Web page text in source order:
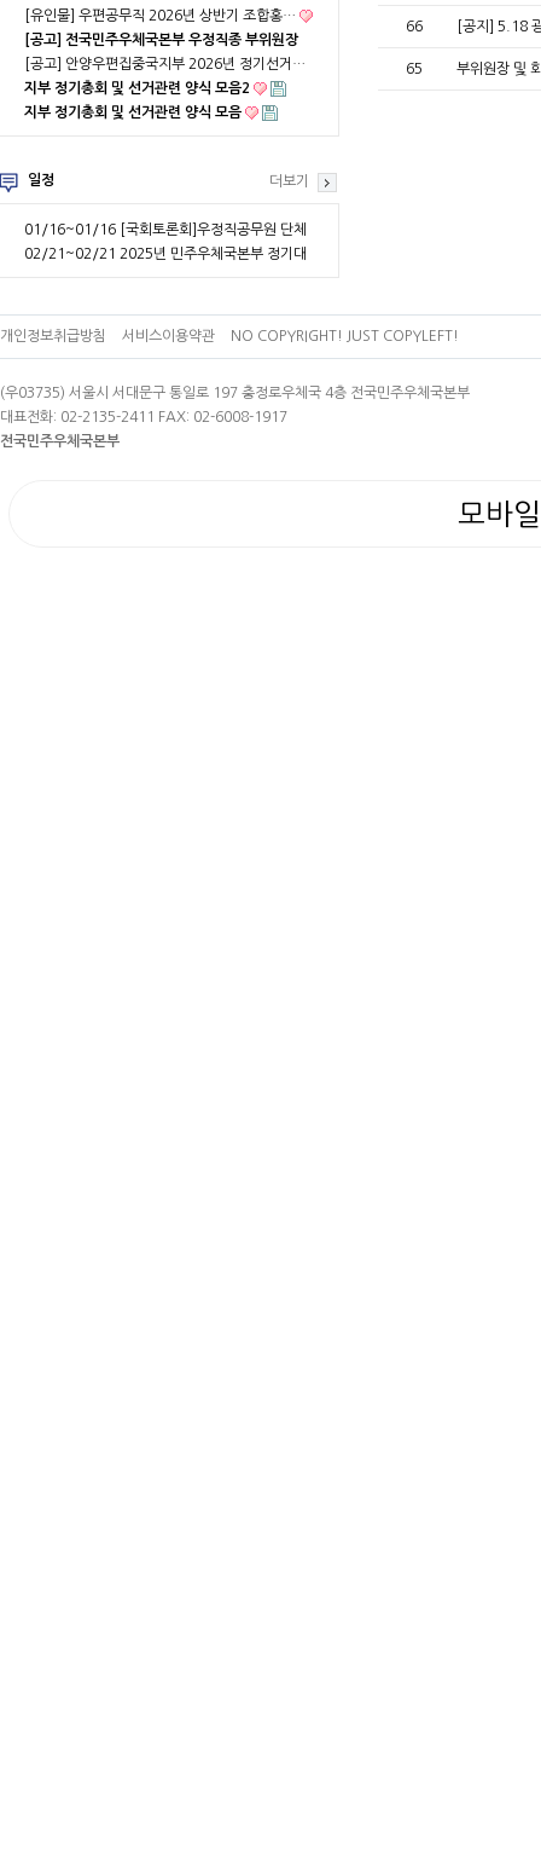
[유인물] 우편공무직 2026년 상반기 조합홍…
[공고] 전국민주우체국본부 우정직종 부위원장
…[공고] 안양우편집중국지부 2026년 정기선거…
지부 정기총회 및 선거관련 양식 모음2
지부 정기총회 및 선거관련 양식 모음
일정
01/16~01/16 [국회토론회]우정직공무원 단체
협약 부분적용의 …
02/21~02/21 2025년 민주우체국본부 정기대
더보기
66 [공지] 5.18
65 부위원장 및
개인정보취급방침 서비스이용약관 NO COPYRIGHT! JUST COPYLEFT!
(우03735) 서울시 서대문구 통일로 197 충정로우체국 4층 전국민주우체국본부
대표전화: 02-2135-2411 FAX: 02-6008-1917
전국민주우체국본부
모바